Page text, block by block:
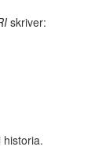
skriver:
historia.